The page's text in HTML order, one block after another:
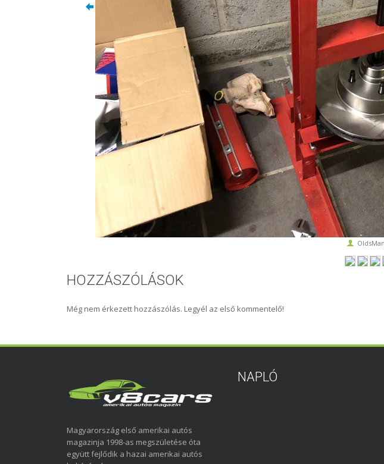
OldsMan
HOZZÁSZÓLÁSOK
Még nem érkezett hozzászólás. Legyél az első kommentelő!
Magyarország első amerikai autós
magazinja 1998-as megszületése óta
együtt fejlődik a hazai amerikai autós
NAPLÓ